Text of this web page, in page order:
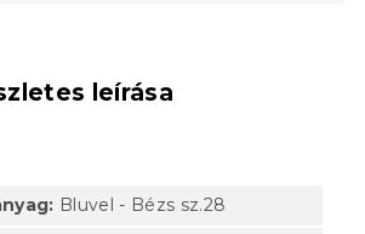
leírása
Bluvel - Bézs sz.28